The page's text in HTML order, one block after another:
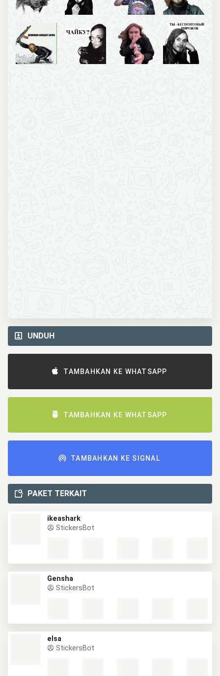
UNDUH
TAMBAHKAN KE WHATSAPP
TAMBAHKAN KE WHATSAPP
TAMBAHKAN KE SIGNAL
PAKET TERKAIT
ikeashark
StickersBot
Gensha
StickersBot
elsa
StickersBot